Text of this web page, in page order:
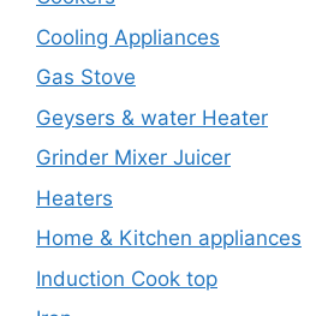
Cooling Appliances
Gas Stove
Geysers & water Heater
Grinder Mixer Juicer
Heaters
Home & Kitchen appliances
Induction Cook top